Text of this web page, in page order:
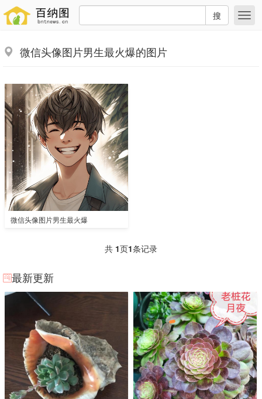
搜
微信头像图片男生最火爆的图片
微信头像图片男生最火爆
共 1页1条记录
最新更新